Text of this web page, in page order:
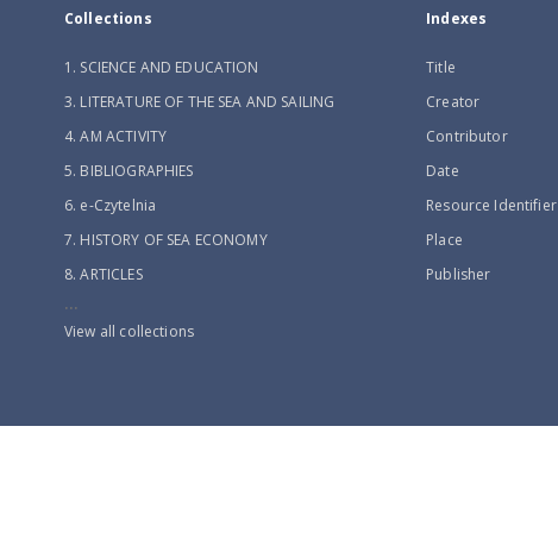
Collections
1. SCIENCE AND EDUCATION
3. LITERATURE OF THE SEA AND SAILING
4. AM ACTIVITY
5. BIBLIOGRAPHIES
6. e-Czytelnia
7. HISTORY OF SEA ECONOMY
8. ARTICLES
...
View all collections
Indexes
Title
Creator
Contributor
Date
Resource Identifier
Place
Publisher